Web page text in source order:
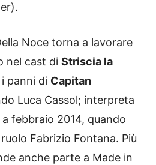
Noce torna a lavorare
nel cast di Striscia la
panni di Capitan
Luca Cassol; interpreta
febbraio 2014, quando
Fabrizio Fontana. Più
anche parte a Made in